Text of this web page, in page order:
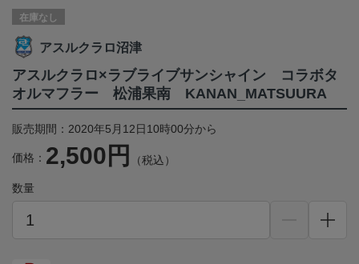
在庫なし
アスルクラロ沼津
アスルクラロ×ラブライブサンシャイン コラボタ
オルマフラー 松浦果南 KANAN_MATSUURA
販売期間：2020年5月12日10時00分から
価格： 2,500円 （税込）
数量